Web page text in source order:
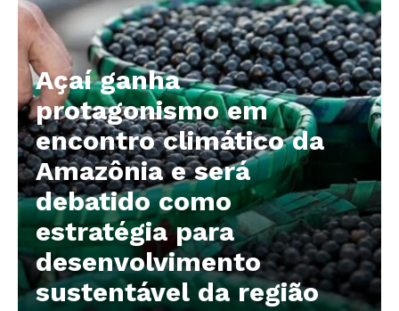
Açaí ganha
protagonismo em
encontro climático da
Amazônia e será
debatido como
estratégia para
desenvolvimento
sustentável da região